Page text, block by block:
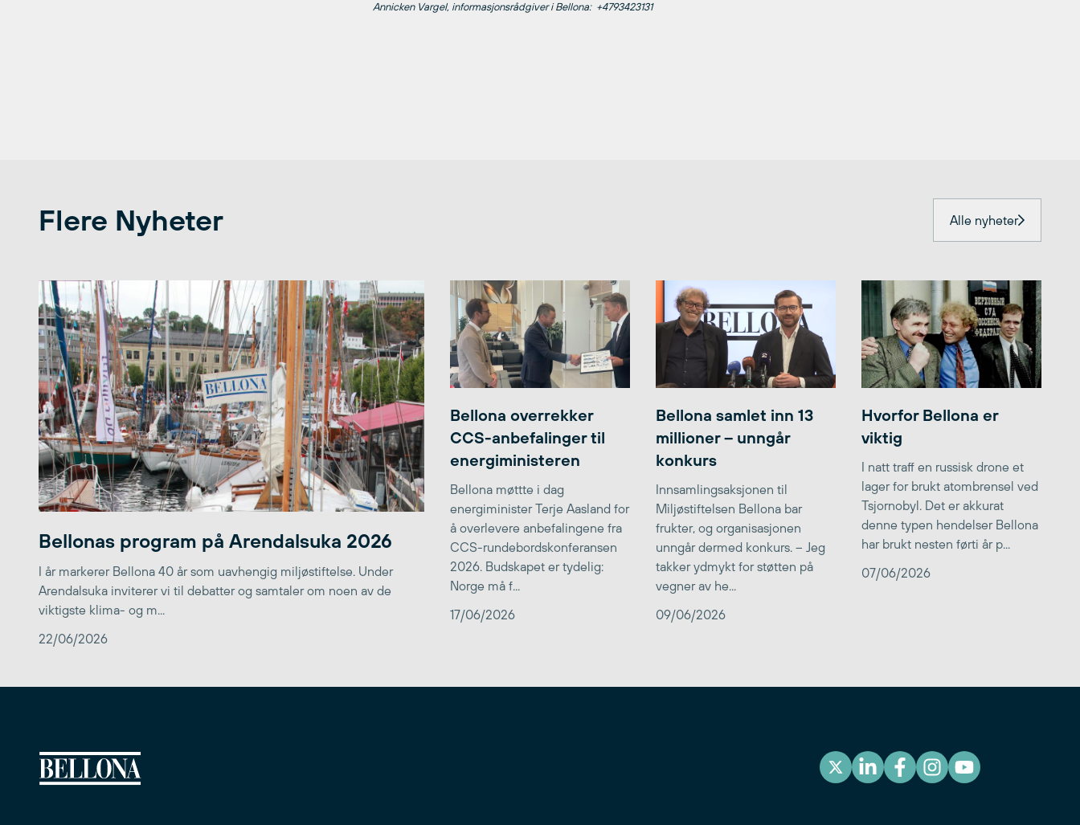
Annicken Vargel, informasjonsrådgiver i Bellona: +4793423131
Flere Nyheter Alle nyheter
Bellonas program på Arendalsuka 2026
I år markerer Bellona 40 år som uavhengig miljøstiftelse. Under
Arendalsuka inviterer vi til debatter og samtaler om noen av de
viktigste klima- og m...
22/06/2026
Bellona overrekker
CCS-anbefalinger til
energiministeren
Bellona møttte i dag
energiminister Terje Aasland for
å overlevere anbefalingene fra
CCS-rundebordskonferansen
2026. Budskapet er tydelig:
Norge må f...
17/06/2026
Bellona samlet inn 13
millioner – unngår
konkurs
Innsamlingsaksjonen til
Miljøstiftelsen Bellona bar
frukter, og organisasjonen
unngår dermed konkurs. – Jeg
takker ydmykt for støtten på
vegner av he...
09/06/2026
Hvorfor Bellona er
viktig
I natt traff en russisk drone et
lager for brukt atombrensel ved
Tsjornobyl. Det er akkurat
denne typen hendelser Bellona
har brukt nesten førti år p...
07/06/2026